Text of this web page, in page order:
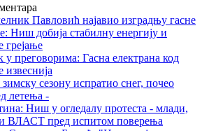
Павловић најавио изградњу гасне
Ниш добија стабилну енергију и
грејање
у преговорима: Гасна електрана код
сезону испратио снег, почео
летења -
Ниш у огледалу протеста - млади,
ВЛАСТ пред испитом поверења